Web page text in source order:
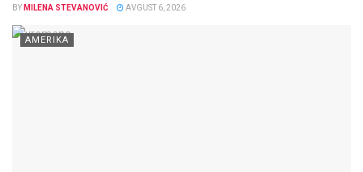
BY MILENA STEVANOVIĆ AVGUST 6, 2026
AMERIKA